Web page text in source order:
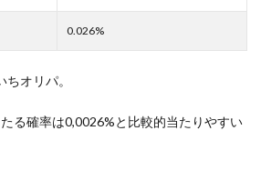
0.026%
オリパ。
る確率は0,0026%と比較的当たりやすい